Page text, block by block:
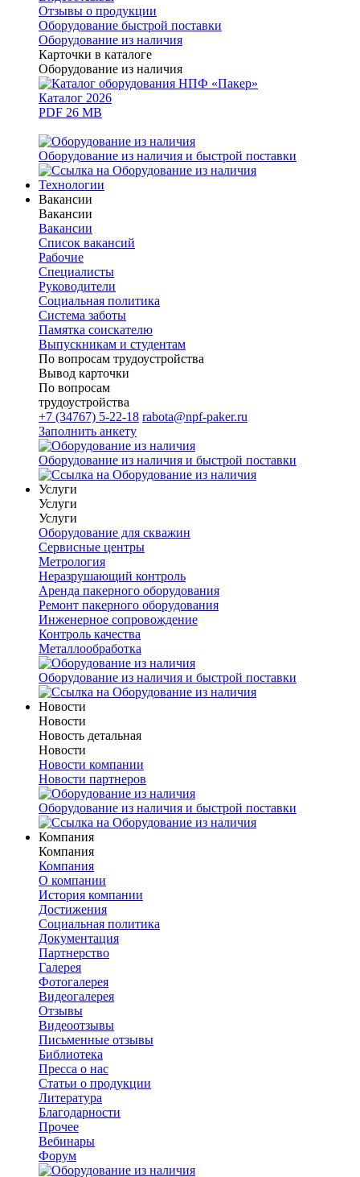
Отзывы о продукции
Оборудование быстрой поставки
Оборудование из наличия
Карточки в каталоге
Оборудование из наличия
Каталог 2026
PDF 26 MB
Оборудование из наличия и быстрой поставки
Технологии
Вакансии
Вакансии
Вакансии
Список вакансий
Рабочие
Специалисты
Руководители
Cоциальная политика
Система заботы
Памятка соискателю
Выпускникам и студентам
По вопросам трудоустройства
Вывод карточки
По вопросам
трудоустройства
+7 (34767) 5-22-18 rabota@npf-paker.ru
Заполнить анкету
Оборудование из наличия и быстрой поставки
Услуги
Услуги
Услуги
Оборудование для скважин
Сервисные центры
Метрология
Неразрушающий контроль
Аренда пакерного оборудования
Ремонт пакерного оборудования
Инженерное сопровождение
Контроль качества
Металлообработка
Оборудование из наличия и быстрой поставки
Новости
Новости
Новость детальная
Новости
Новости компании
Новости партнеров
Оборудование из наличия и быстрой поставки
Компания
Компания
Компания
О компании
История компании
Достижения
Социальная политика
Документация
Партнерство
Галерея
Фотогалерея
Видеогалерея
Отзывы
Видеоотзывы
Письменные отзывы
Библиотека
Пресса о нас
Статьи о продукции
Литература
Благодарности
Прочее
Вебинары
Форум